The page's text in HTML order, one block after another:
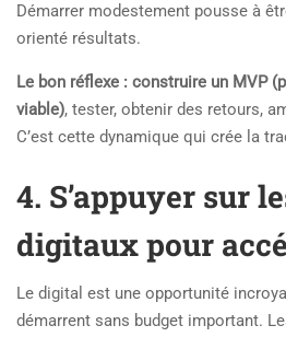
Démarrer modestement pousse à
orienté résultats.
Le bon réflexe : construire un MVP
viable), tester, obtenir des retours,
C’est cette dynamique qui crée la
4. S’appuyer sur
digitaux pour
Le digital est une opportunité
démarrent sans budget important.